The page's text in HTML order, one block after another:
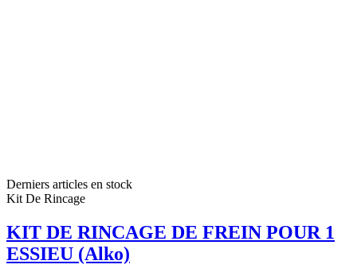
Derniers articles en stock
Kit De Rincage
KIT DE RINCAGE DE FREIN POUR 1
ESSIEU (Alko)